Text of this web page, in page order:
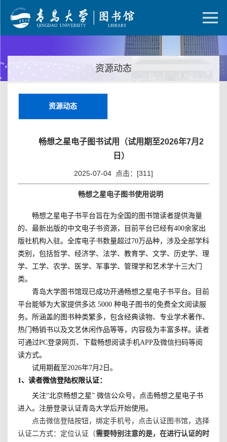
资源动态
资源动态
畅想之星电子图书试用（试用期至2026年7月2
日）
2025-07-04 点击：[311]
畅想之星电子图书使用说明
畅想之星电子书平台旨在为全国的图书馆读者提供海量
的、最新出版的中文电子书资源，目前平台已经有400余家出
版社机构入驻。全库电子书数量超过70万品种，涉及全部学科
类别，包括哲学、经济学、法学、教育学、文学、历史学、理
学、工学、农学、医学、军事学、管理学和艺术学十三大门
类。
青岛大学图书馆现已成功开通畅想之星电子书平台。目前
平台能够为大家提供多达 5000 种电子图书的免费全文阅读服
务。所涵盖的图书种类繁多，包含经典读物、专业学术著作、
热门畅销书以及文艺休闲作品等等，内容极为丰富多样。读者
可通过PC登录网页、下载畅想阅读手机APP及微信扫码等阅
读方式。
试用期截至2026年7月2日。
1 、读者微信登陆权限认证：
关注“北京畅想之星” 微信公众号，点击畅想之星电子书
进入。注册登录认证青岛大学后开始使用。
点击微信登陆按钮，绑定手机号，点击认证图书馆，选择
认证二方式：定位认证（需要特别注意的是，在进行认证的时